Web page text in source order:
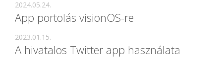
App portolás visionOS-re
2024.05.24.
A hivatalos Twitter app használata
2023.01.15.